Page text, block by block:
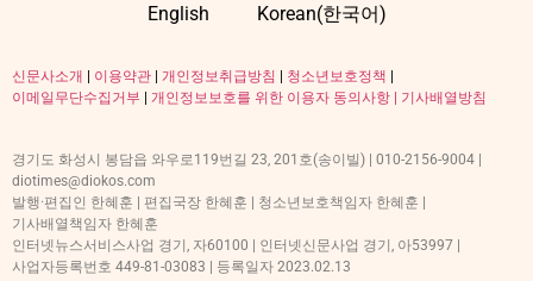
English Korean(한국어)
신문사소개 이용약관 개인정보취급방침 청소년보호정책
이메일무단수집거부
개인정보보호를 위한 이용자 동의사항 | 기사배열방침
경기도 화성시 봉담읍 와우로119번길 23, 201호(송이빌) | 010-2156-9004 |
diotimes@diokos.com
발행·편집인 한혜훈 | 편집국장 한혜훈 | 청소년보호책임자 한혜훈 |
기사배열책임자 한혜훈
인터넷뉴스서비스사업 경기, 자60100 | 인터넷신문사업 경기, 아53997 |
사업자등록번호 449-81-03083 | 등록일자 2023.02.13